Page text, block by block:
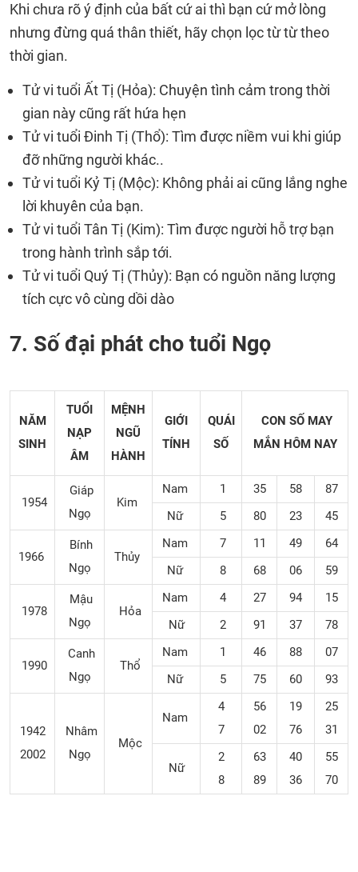
Khi chưa rõ ý định của bất cứ ai thì bạn cứ mở lòng
nhưng đừng quá thân thiết, hãy chọn lọc từ từ theo
thời gian.
Tử vi tuổi Ất Tị (Hỏa): Chuyện tình cảm trong thời
gian này cũng rất hứa hẹn
Tử vi tuổi Đinh Tị (Thổ): Tìm được niềm vui khi giúp
đỡ những người khác..
Tử vi tuổi Kỷ Tị (Mộc): Không phải ai cũng lắng nghe
lời khuyên của bạn.
Tử vi tuổi Tân Tị (Kim): Tìm được người hỗ trợ bạn
trong hành trình sắp tới.
Tử vi tuổi Quý Tị (Thủy): Bạn có nguồn năng lượng
tích cực vô cùng dồi dào
7. Số đại phát cho tuổi Ngọ
NĂM
SINH
TUỔI
NẠP
ÂM
MỆNH
NGŨ
HÀNH
GIỚI
TÍNH
QUÁI
SỐ
CON SỐ MAY
MẮN HÔM NAY
1954
Giáp
Ngọ
Kim
Nam 1 35 58
87
Nữ
5 80 23 45
1966
Bính
Ngọ
Thủy
Nam 7 11 49
64
Nữ
8 68 06 59
1978
Mậu
Ngọ
Hỏa
Nam 4 27 94
15
Nữ
2 91 37 78
1990
Canh
Ngọ
Thổ
Nam 1 46 88
07
Nữ
5 75 60 93
1942
2002
Nhâm
Ngọ
Mộc
Nam
4
7
56
02
19
76
25
31
Nữ
2
8
63
89
40
36
55
70